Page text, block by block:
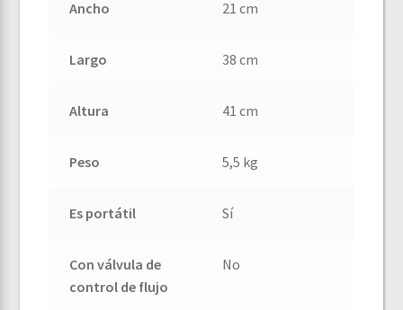
Ancho 21 cm
Largo 38 cm
Altura 41 cm
Peso 5,5 kg
Es portátil Sí
Con válvula de
control de flujo
No